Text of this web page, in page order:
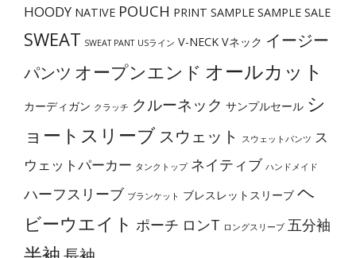
か
ら
択
で
ま
す
HOODY NATIVE POUCH PRINT SAMPLE SAMPLE SALE
SWEAT SWEAT PANT USライン V-NECK Vネック イージー
パンツ オープンエンド オールカット
カーディガン クラッチ クルーネック サンプルセール シ
ョートスリーブスウェット スウェットパンツ ス
ウェットパーカー タンクトップ ネイティブ ハンドメイド
ハーフスリーブ ブランケット ブレスレットスリーブ ヘ
ビーウエイト ポーチ ロンT ロングスリーブ 五分袖